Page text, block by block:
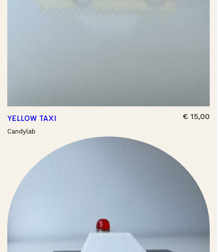
YELLOW TAXI
Candylab
€ 15,00